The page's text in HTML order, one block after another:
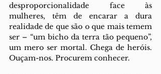
desproporcionalidade face às
mulheres, têm de encarar a dura
realidade de que são o que mais temem
ser – “um bicho da terra tão pequeno”,
um mero ser mortal. Chega de heróis.
Ouçam-nos. Procurem conhecer.